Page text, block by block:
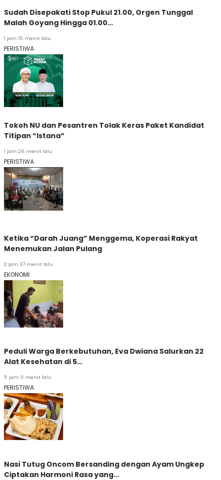
Sudah Disepakati Stop Pukul 21.00, Orgen Tunggal
Malah Goyang Hingga 01.00…
1 jam 15 menit lalu
PERISTIWA
Tokoh NU dan Pesantren Tolak Keras Paket Kandidat
Titipan “Istana”
1 jam 26 menit lalu
PERISTIWA
Ketika “Darah Juang” Menggema, Koperasi Rakyat
Menemukan Jalan Pulang
2 jam 37 menit lalu
EKONOMI
Peduli Warga Berkebutuhan, Eva Dwiana Salurkan 22
Alat Kesehatan di 5…
5 jam 0 menit lalu
PERISTIWA
Nasi Tutug Oncom Bersanding dengan Ayam Ungkep
Ciptakan Harmoni Rasa yang…